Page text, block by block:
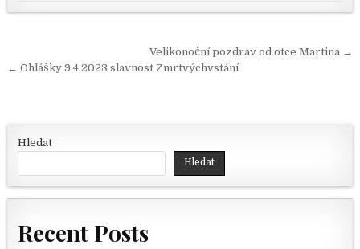
Navigace pro příspěvekVelikonoční pozdrav od otce Martina →
← Ohlášky 9.4.2023 slavnost Zmrtvýchvstání
Hledat
Hledat
Recent Posts